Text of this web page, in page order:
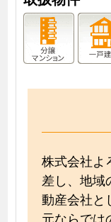
株式会社よ
差し、地域
動産会社と
元ならでは